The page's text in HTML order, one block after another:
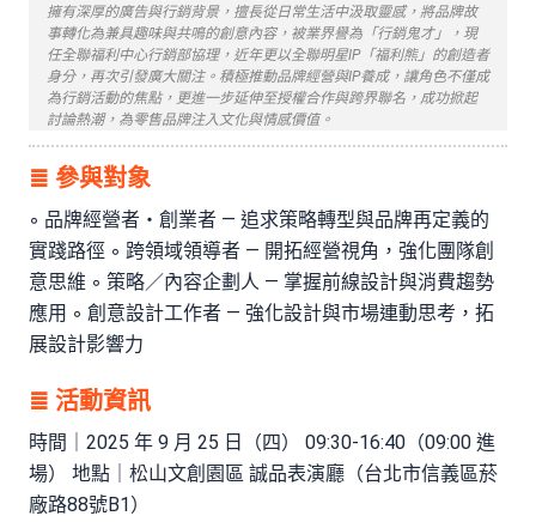
擁有深厚的廣告與行銷背景，擅長從日常生活中汲取靈感，將品牌故
事轉化為兼具趣味與共鳴的創意內容，被業界譽為「行銷鬼才」，現
任全聯福利中心行銷部協理，近年更以全聯明星IP「福利熊」的創造者
身分，再次引發廣大關注。積極推動品牌經營與IP養成，讓角色不僅成
為行銷活動的焦點，更進一步延伸至授權合作與跨界聯名，成功掀起
討論熱潮，為零售品牌注入文化與情感價值。
≣ 參與對象
◦ 品牌經營者・創業者 — 追求策略轉型與品牌再定義的
實踐路徑 ◦ 跨領域領導者 — 開拓經營視角，強化團隊創
意思維 ◦ 策略／內容企劃人 — 掌握前線設計與消費趨勢
應用 ◦ 創意設計工作者 — 強化設計與市場連動思考，拓
展設計影響力
≣ 活動資訊
時間｜2025 年 9 月 25 日（四） 09:30-16:40（09:00 進
場） 地點｜松山文創園區 誠品表演廳（台北市信義區菸
廠路88號B1）